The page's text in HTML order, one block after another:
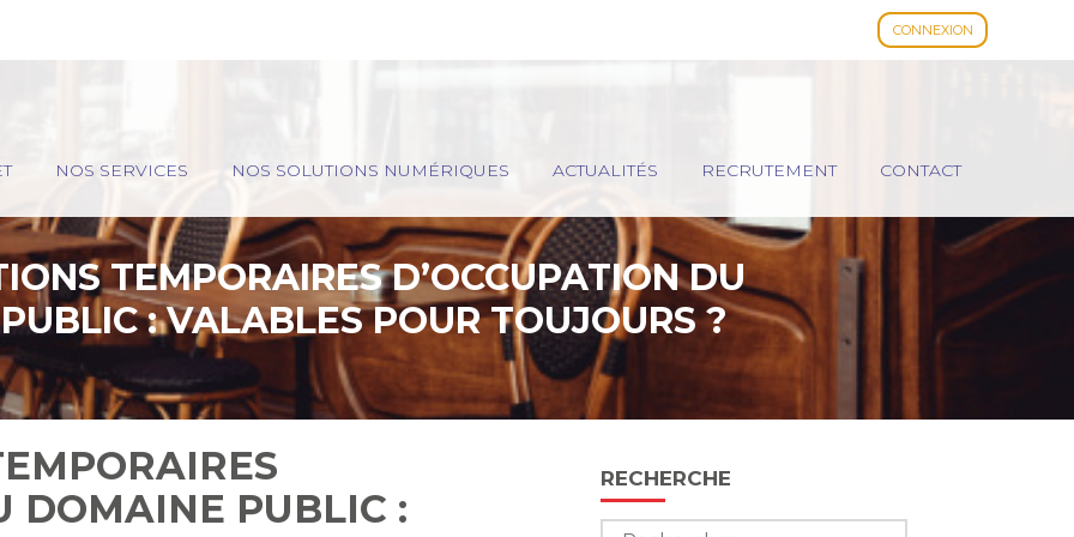
CONNEXION
NOS SERVICES NOS SOLUTIONS NUMÉRIQUES ACTUALITÉS RECRUTEMENT CONTACT
TEMPORAIRES D’OCCUPATION DU
: VALABLES POUR TOUJOURS ?
DOMAINE PUBLIC :
Blog
sidebar
RECHERCHE
Rechercher :